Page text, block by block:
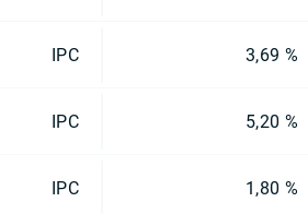
IPC 3,69 %
IPC 5,20 %
IPC 1,80 %